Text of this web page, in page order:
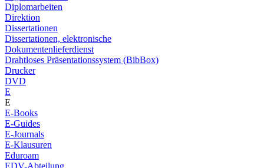
Diplomarbeiten
Direktion
Dissertationen
Dissertationen, elektronische
Dokumentenlieferdienst
Drahtloses Präsentationssystem (BibBox)
Drucker
DVD
E
E
E-Books
E-Guides
E-Journals
E-Klausuren
Eduroam
EDV-Abteilung